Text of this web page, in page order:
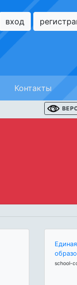
вход
Контакты
school-